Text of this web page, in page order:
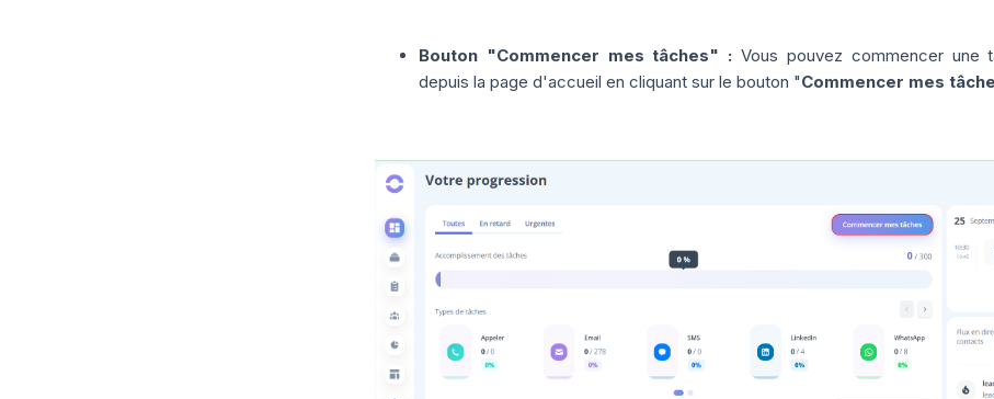
Bouton "Commencer mes tâches" : Vous pouvez commencer une
depuis la page d'accueil en cliquant sur le bouton "Commencer mes